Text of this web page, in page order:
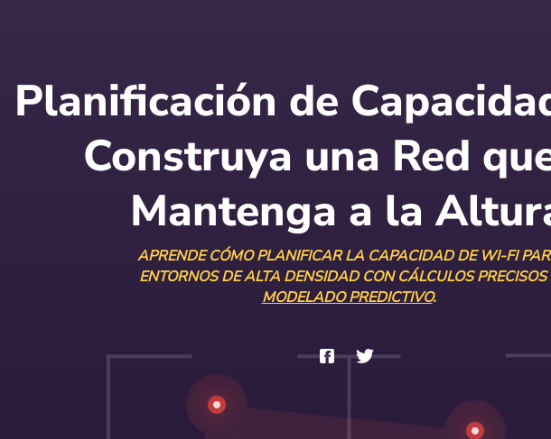
Planificación de
Construya una Red
Mantenga a la
APRENDE CÓMO PLANIFICAR LA CAPACIDAD DE WI-FI
ENTORNOS DE ALTA DENSIDAD CON CÁLCULOS PRECISOS
MODELADO PREDICTIVO.